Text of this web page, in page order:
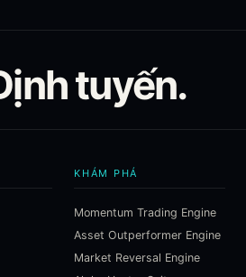
tuyến.
KHÁM PHÁ
Momentum Trading Engine
Asset Outperformer Engine
Market Reversal Engine